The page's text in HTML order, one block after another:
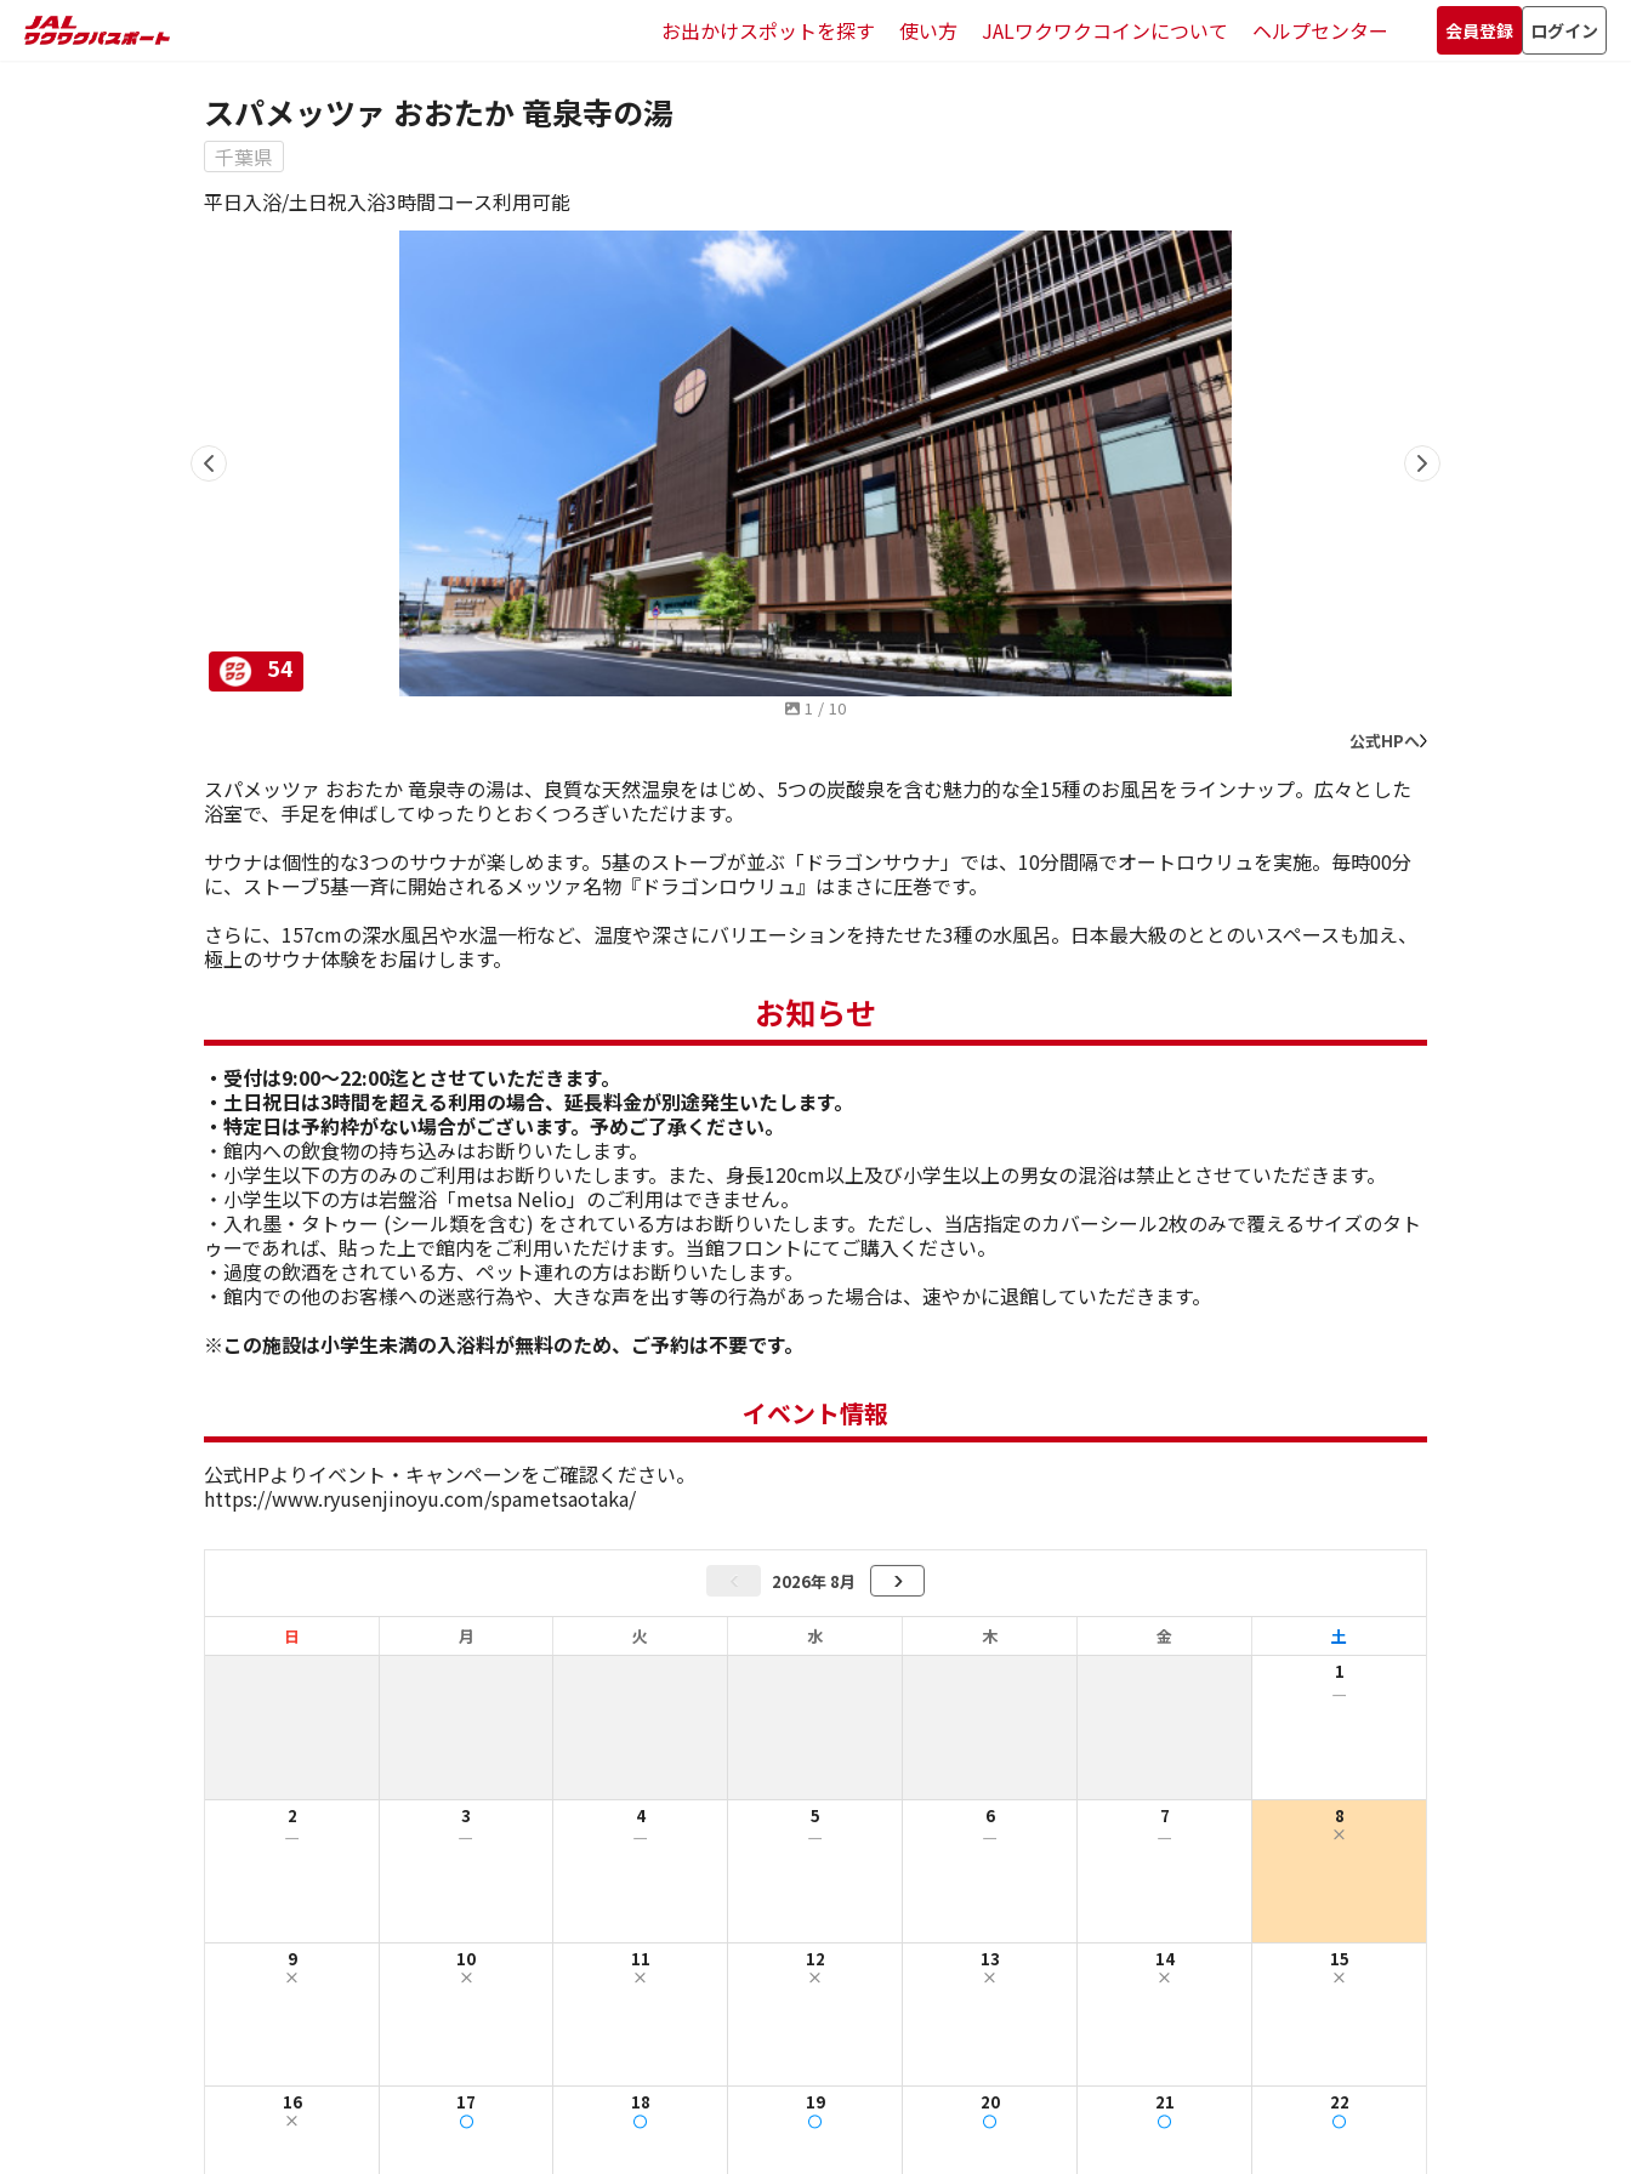
お出かけスポットを探す 使い方 JALワクワクコインについて ヘルプセンター 会員登録 ログイン
スパメッツァ おおたか 竜泉寺の湯
千葉県
平日入浴/土日祝入浴3時間コース利用可能
54
1 / 10
公式HPへ
スパメッツァ おおたか 竜泉寺の湯は、良質な天然温泉をはじめ、5つの炭酸泉を含む魅力的な全15種のお風呂をラインナップ。広々とした
浴室で、手足を伸ばしてゆったりとおくつろぎいただけます。
サウナは個性的な3つのサウナが楽しめます。5基のストーブが並ぶ「ドラゴンサウナ」では、10分間隔でオートロウリュを実施。毎時00分
に、ストーブ5基一斉に開始されるメッツァ名物『ドラゴンロウリュ』はまさに圧巻です。
さらに、157cmの深水風呂や水温一桁など、温度や深さにバリエーションを持たせた3種の水風呂。日本最大級のととのいスペースも加え、
極上のサウナ体験をお届けします。
お知らせ
・受付は9:00～22:00迄とさせていただきます。
・土日祝日は3時間を超える利用の場合、延長料金が別途発生いたします。
・特定日は予約枠がない場合がございます。予めご了承ください。
・館内への飲食物の持ち込みはお断りいたします。
・小学生以下の方のみのご利用はお断りいたします。また、身長120cm以上及び小学生以上の男女の混浴は禁止とさせていただきます。
・小学生以下の方は岩盤浴「metsa Nelio」のご利用はできません。
・入れ墨・タトゥー (シール類を含む) をされている方はお断りいたします。ただし、当店指定のカバーシール2枚のみで覆えるサイズのタト
ゥーであれば、貼った上で館内をご利用いただけます。当館フロントにてご購入ください。
・過度の飲酒をされている方、ペット連れの方はお断りいたします。
・館内での他のお客様への迷惑行為や、大きな声を出す等の行為があった場合は、速やかに退館していただきます。
※この施設は小学生未満の入浴料が無料のため、ご予約は不要です。
イベント情報
公式HPよりイベント・キャンペーンをご確認ください。
https://www.ryusenjinoyu.com/spametsaotaka/
2026年 8月
日 月 火 水 木 金
土
1
ー
2 3 4 5 6 7 8
ー ー ー ー ー ー
9 10 11 12 13 14 15
16 17 18 19 20 21 22